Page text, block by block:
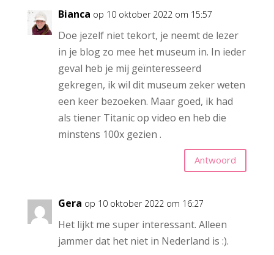
Bianca op 10 oktober 2022 om 15:57
Doe jezelf niet tekort, je neemt de lezer
in je blog zo mee het museum in. In ieder
geval heb je mij geïnteresseerd
gekregen, ik wil dit museum zeker weten
een keer bezoeken. Maar goed, ik had
als tiener Titanic op video en heb die
minstens 100x gezien .
Antwoord
Gera op 10 oktober 2022 om 16:27
Het lijkt me super interessant. Alleen
jammer dat het niet in Nederland is :).